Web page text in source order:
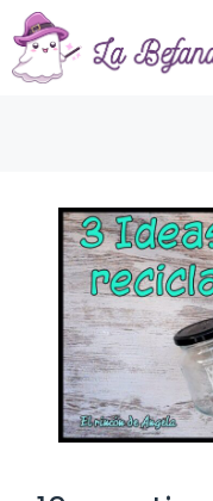
Saltar
al
contenido